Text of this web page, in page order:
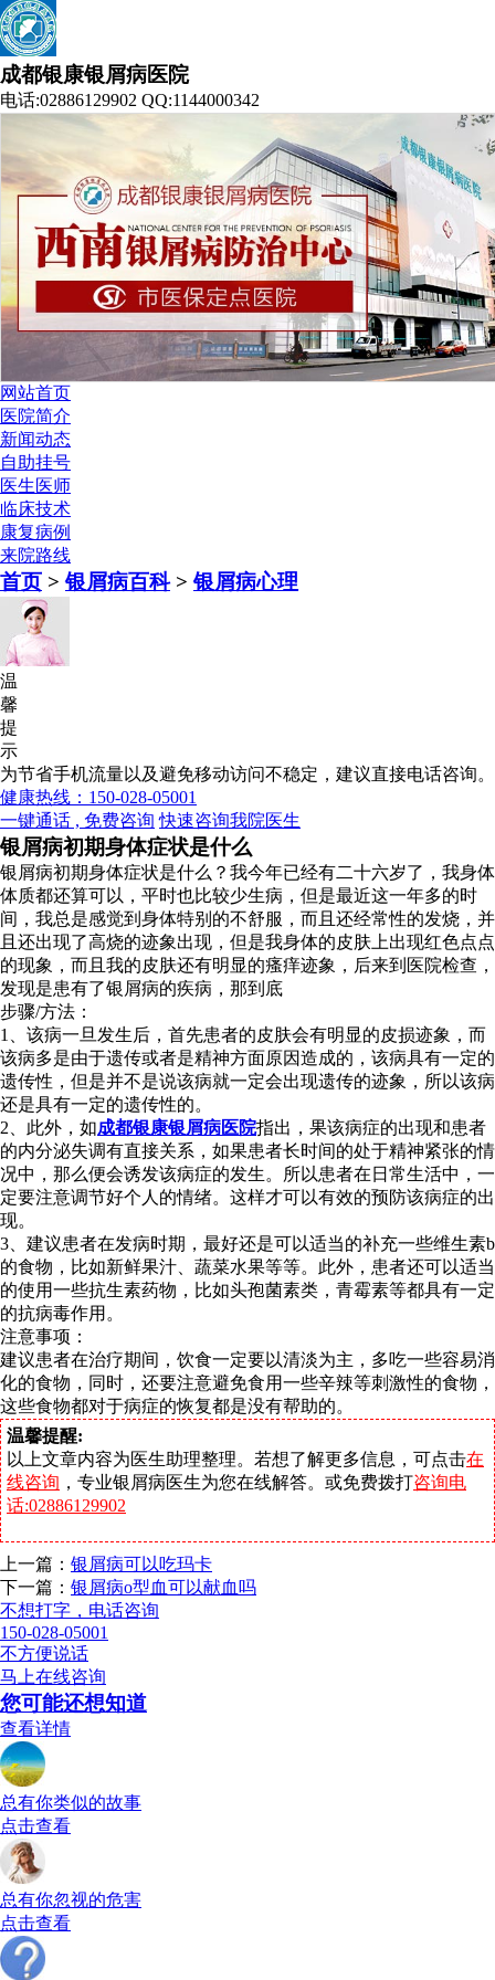
成都银康银屑病医院
电话:02886129902 QQ:1144000342
网站首页
医院简介
新闻动态
自助挂号
医生医师
临床技术
康复病例
来院路线
首页 >银屑病百科>银屑病心理
温
馨
提
示
为节省手机流量以及避免移动访问不稳定，建议直接电话咨询。
健康热线：150-028-05001
一键通话 , 免费咨询 快速咨询我院医生
银屑病初期身体症状是什么
银屑病初期身体症状是什么？我今年已经有二十六岁了，我身体
体质都还算可以，平时也比较少生病，但是最近这一年多的时
间，我总是感觉到身体特别的不舒服，而且还经常性的发烧，并
且还出现了高烧的迹象出现，但是我身体的皮肤上出现红色点点
的现象，而且我的皮肤还有明显的瘙痒迹象，后来到医院检查，
发现是患有了银屑病的疾病，那到底
步骤/方法：
1、该病一旦发生后，首先患者的皮肤会有明显的皮损迹象，而
该病多是由于遗传或者是精神方面原因造成的，该病具有一定的
遗传性，但是并不是说该病就一定会出现遗传的迹象，所以该病
还是具有一定的遗传性的。
2、此外，如成都银康银屑病医院指出，果该病症的出现和患者
的内分泌失调有直接关系，如果患者长时间的处于精神紧张的情
况中，那么便会诱发该病症的发生。所以患者在日常生活中，一
定要注意调节好个人的情绪。这样才可以有效的预防该病症的出
现。
3、建议患者在发病时期，最好还是可以适当的补充一些维生素b
的食物，比如新鲜果汁、蔬菜水果等等。此外，患者还可以适当
的使用一些抗生素药物，比如头孢菌素类，青霉素等都具有一定
的抗病毒作用。
注意事项：
建议患者在治疗期间，饮食一定要以清淡为主，多吃一些容易消
化的食物，同时，还要注意避免食用一些辛辣等刺激性的食物，
这些食物都对于病症的恢复都是没有帮助的。
温馨提醒:
以上文章内容为医生助理整理。若想了解更多信息，可点击在
线咨询 ，专业银屑病医生为您在线解答。或免费拨打咨询电
话:02886129902
上一篇： 银屑病可以吃玛卡
下一篇： 银屑病o型血可以献血吗
不想打字，电话咨询
150-028-05001
不方便说话
马上在线咨询
您可能还想知道
查看详情
总有你类似的故事
点击查看
总有你忽视的危害
点击查看